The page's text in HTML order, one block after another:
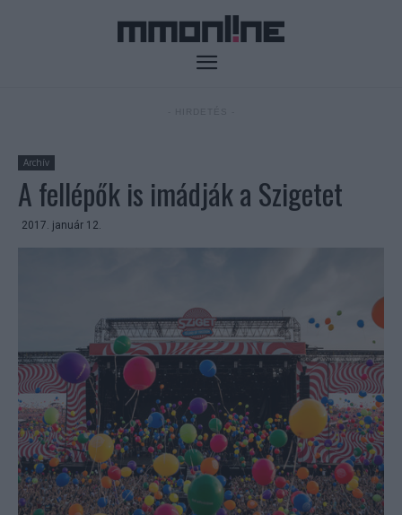
Archív
A fellépők is imádják a Szigetet
2017. január 12.